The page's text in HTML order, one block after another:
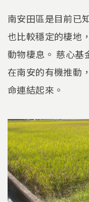
南安田區是目前已
也比較穩定的棲地
動物棲息。 慈心基
在南安的有機推動
命連結起來。